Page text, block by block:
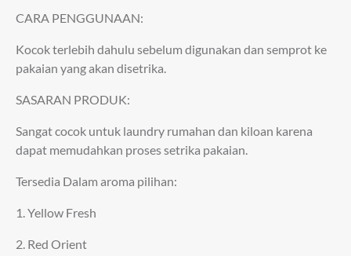
CARA PENGGUNAAN:
Kocok terlebih dahulu sebelum digunakan dan semprot ke
pakaian yang akan disetrika.
SASARAN PRODUK:
Sangat cocok untuk laundry rumahan dan kiloan karena
dapat memudahkan proses setrika pakaian.
Tersedia Dalam aroma pilihan:
1. Yellow Fresh
2. Red Orient